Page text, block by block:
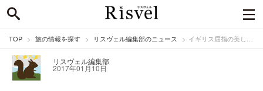
TOP 旅の情報を探す リスヴェル編集部のニュース イギリス屈指の美しい通り
リスヴェル編集部
2017年01月10日